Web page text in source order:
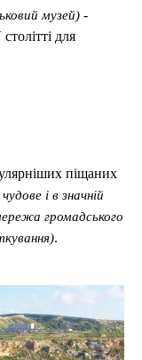
музей) -
для
піщаних
і в значній
громадського
.